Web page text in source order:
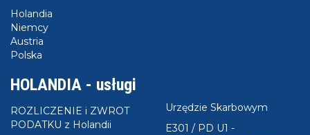
Holandia
Niemcy
Austria
Polska
HOLANDIA - usługi
ROZLICZENIE i ZWROT
PODATKU z Holandii
Urzędzie Skarbowym
E301 / PD U1 -